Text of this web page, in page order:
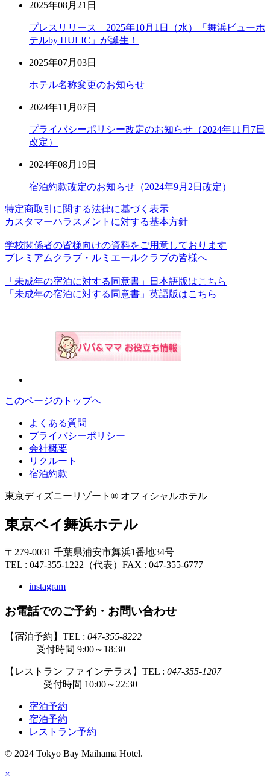
2025年08月21日
プレスリリース 2025年10月1日（水）「舞浜ビューホ
テルby HULIC」が誕生！
2025年07月03日
ホテル名称変更のお知らせ
2024年11月07日
プライバシーポリシー改定のお知らせ（2024年11月7日
改定）
2024年08月19日
宿泊約款改定のお知らせ（2024年9月2日改定）
特定商取引に関する法律に基づく表示
カスタマーハラスメントに対する基本方針
学校関係者の皆様向けの資料をご用意しております
プレミアムクラブ・ルミエールクラブの皆様へ
「未成年の宿泊に対する同意書」日本語版はこちら
「未成年の宿泊に対する同意書」英語版はこちら
このページのトップへ
よくある質問
プライバシーポリシー
会社概要
リクルート
宿泊約款
東京ディズニーリゾート® オフィシャルホテル
東京ベイ舞浜ホテル
〒279-0031 千葉県浦安市舞浜1番地34号
TEL : 047-355-1222（代表） FAX : 047-355-6777
instagram
お電話でのご予約・お問い合わせ
【宿泊予約】TEL : 047-355-8222
受付時間 9:00～18:30
【レストラン ファインテラス】TEL : 047-355-1207
受付時間 10:00～22:30
宿泊予約
宿泊予約
レストラン予約
© 2024 Tokyo Bay Maihama Hotel.
×